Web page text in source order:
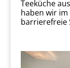
Teeküche
haben wir im
barrierefreie